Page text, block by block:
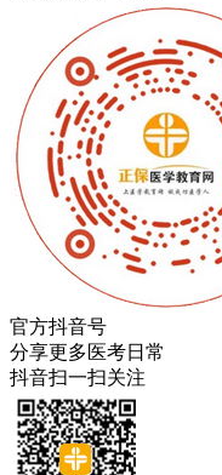
官方抖音号
分享更多医考日常
抖音扫一扫关注